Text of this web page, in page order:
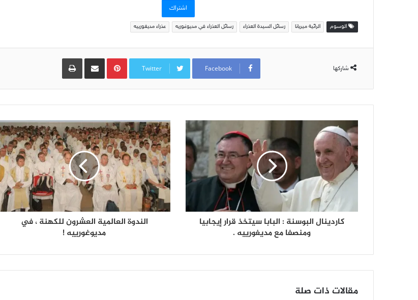
اشتراك
الوسوم الرائية ميريانا رسائل السيدة العذراء رسائل العذراء في مديوغوريه عذراء مديغورييه
شاركها Facebook
Twitter
Pinterestمشاركة عبر البريد طباعة
كاردينال البوسنة : البابا سيتخذ قرار إيجابيا
ومنصفا مع مديغورييه .
الندوة العالمية العشرون للكهنة ، في
مديوغورييه !
مقالات ذات صلة